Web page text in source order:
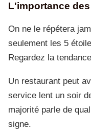
L'importance
On ne le répétera
seulement les 5
Regardez la
Un restaurant peut
service lent un soir
majorité parle de
signe.